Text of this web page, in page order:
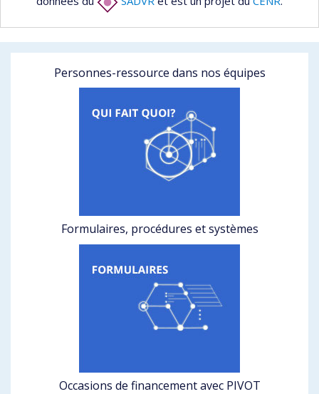
Personnes-ressource dans nos équipes
Formulaires, procédures et systèmes
Occasions de financement avec PIVOT